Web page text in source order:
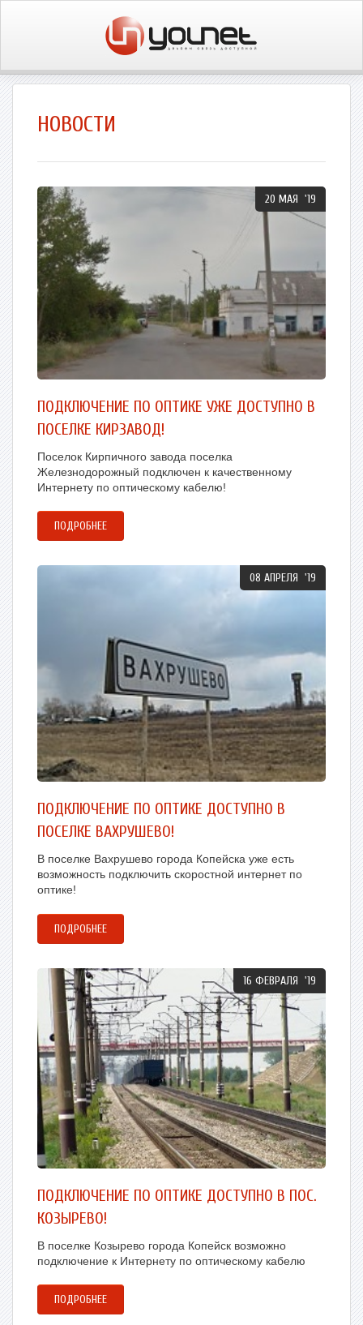
НОВОСТИ
20 МАЯ '19
ПОДКЛЮЧЕНИЕ ПО ОПТИКЕ УЖЕ ДОСТУПНО В
ПОСЕЛКЕ КИРЗАВОД!
Поселок Кирпичного завода поселка
Железнодорожный подключен к качественному
Интернету по оптическому кабелю!
ПОДРОБНЕЕ
08 АПРЕЛЯ '19
ПОДКЛЮЧЕНИЕ ПО ОПТИКЕ ДОСТУПНО В
ПОСЕЛКЕ ВАХРУШЕВО!
В поселке Вахрушево города Копейска уже есть
возможность подключить скоростной интернет по
оптике!
ПОДРОБНЕЕ
16 ФЕВРАЛЯ '19
ПОДКЛЮЧЕНИЕ ПО ОПТИКЕ ДОСТУПНО В ПОС.
КОЗЫРЕВО!
В поселке Козырево города Копейск возможно
подключение к Интернету по оптическому кабелю
ПОДРОБНЕЕ